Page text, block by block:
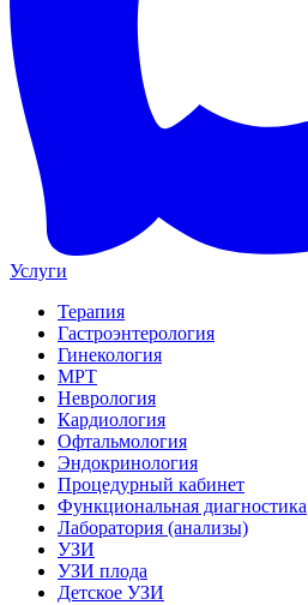
Услуги
Терапия
Гастроэнтерология
Гинекология
МРТ
Неврология
Кардиология
Офтальмология
Эндокринология
Процедурный кабинет
Функциональная диагностика
Лаборатория (анализы)
УЗИ
УЗИ плода
Детское УЗИ